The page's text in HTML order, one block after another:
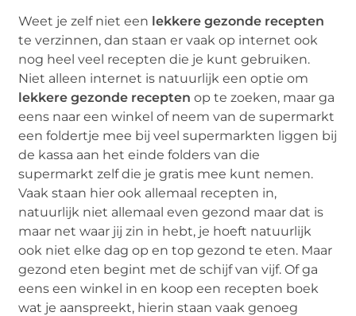
Weet je zelf niet een lekkere gezonde recepten
te verzinnen, dan staan er vaak op internet ook
nog heel veel recepten die je kunt gebruiken.
Niet alleen internet is natuurlijk een optie om
lekkere gezonde receptenop te zoeken, maar ga
eens naar een winkel of neem van de supermarkt
een foldertje mee bij veel supermarkten liggen bij
de kassa aan het einde folders van die
supermarkt zelf die je gratis mee kunt nemen.
Vaak staan hier ook allemaal recepten in,
natuurlijk niet allemaal even gezond maar dat is
maar net waar jij zin in hebt, je hoeft natuurlijk
ook niet elke dag op en top gezond te eten. Maar
gezond eten begint met de schijf van vijf. Of ga
eens een winkel in en koop een recepten boek
wat je aanspreekt, hierin staan vaak genoeg